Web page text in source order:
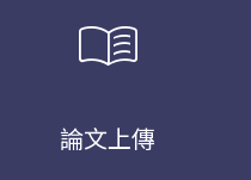
menu_book
論文上傳